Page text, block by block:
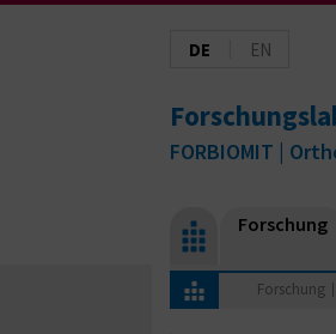
DE EN
FORBIOMIT |
Forschung
Forschung